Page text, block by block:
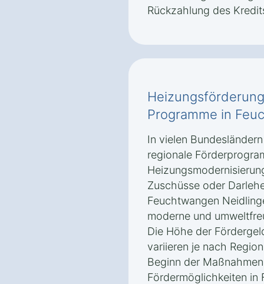
Rückzahlung des
Programme in
In vielen
regionale
Zuschüsse oder
Feuchtwangen
moderne und
Die Höhe der
variieren je nach
Beginn der
Fördermöglichkeiten in